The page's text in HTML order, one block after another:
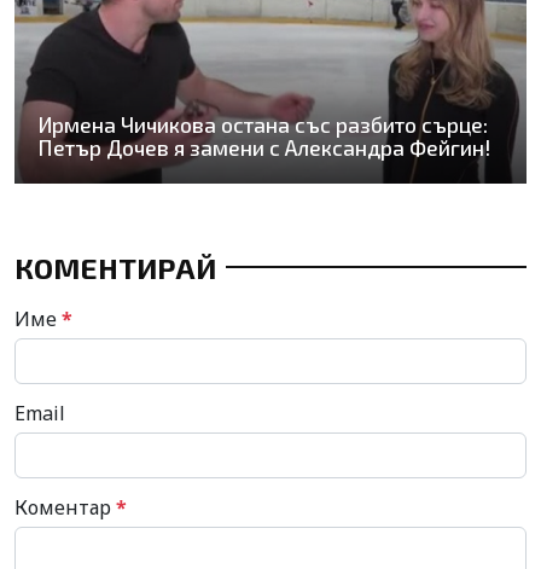
Ирмена Чичикова остана със разбито сърце:
Петър Дочев я замени с Александра Фейгин!
КОМЕНТИРАЙ
Име*
Email
Коментар*